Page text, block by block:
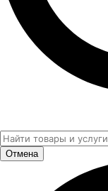
Отмена